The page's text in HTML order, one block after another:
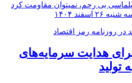
بی رحم، نمیتوان مقاومت کرد
۱۴۰۴
هدایت سرمایه‌های
تولید